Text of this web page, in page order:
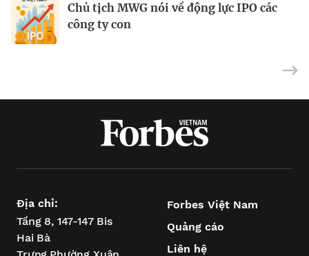
Chủ tịch MWG nói về động lực IPO các
công ty con
Tín dụng vào bất động sản tăng cao
nhưng vẫn an toàn
VN-Index giằng co trước đỉnh
Địa chỉ:
Tầng 8, 147-147 Bis
Hai Bà
Forbes Việt Nam
Quảng cáo
Liên hệ